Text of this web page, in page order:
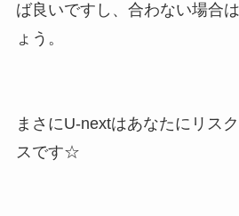
ば良いですし、合わない場合
ょう。
まさにU-nextはあなたにリス
スです☆